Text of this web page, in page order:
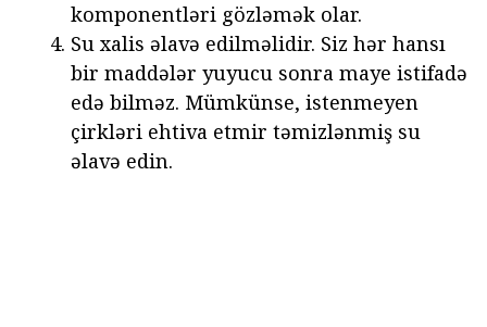
komponentləri gözləmək olar.
Su xalis əlavə edilməlidir. Siz hər hansı
bir maddələr yuyucu sonra maye istifadə
edə bilməz. Mümkünse, istenmeyen
çirkləri ehtiva etmir təmizlənmiş su
əlavə edin.